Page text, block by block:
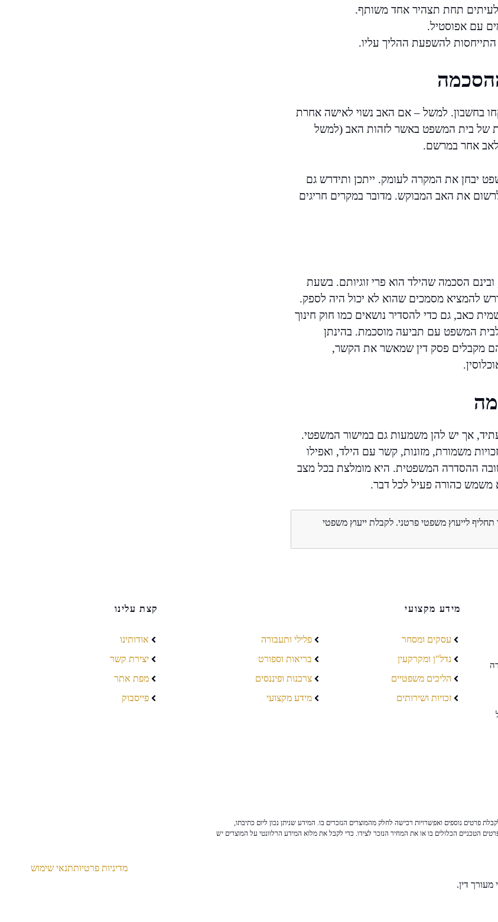
לעיתים תחת תצהיר אחד משותף.
עם אפוסטיל.
בחשבון. למשל – אם האב נשוי לאישה אחרת
של בית המשפט באשר לזהות האב (למשל
לאב אחר במרשם.
יבחן את המקרה לעומק. ייתכן ותידרש גם
את האב המבוקש. מדובר במקרים חריגים
ובינם הסכמה שהילד הוא פרי זוגיותם. בשעת
להמציא מסמכים שהוא לא יכול היה לספק.
כאב, גם כדי להסדיר נושאים כמו חוק חינוך
לבית המשפט עם תביעה מוסכמת. בהינתן
מקבלים פסק דין שמאשר את הקשר,
אך יש להן משמעות גם במישור המשפטי.
משמורת, מזונות, קשר עם הילד, ואפילו
ההסדרה המשפטית. היא מומלצת בכל מצב
משמש כהורה פעיל לכל דבר.
תחליף לייעוץ משפטי פרטני. לקבלת ייעוץ משפטי
מידע מקצועי
עסקים ומסחר
נדל"ן ומקרקעין
הליכים משפטיים
זכויות ושירותים
פלילי ותעבורה
בריאות וספורט
צרכנות ופיננסים
מידע מקצועי
קצת עלינו
אודותינו
יצירת קשר
מפת אתר
פייסבוק
פרטים נוספים ואפשרויות רכישה לחלק מהמוצרים הנזכרים בו. המידע שניתן נכון ליום כתיבתו,
הטכניים הכלולים בו או את המחיר הנזכר לצידו. כדי לקבל את מלוא המידע הרלוונטי על המוצרים יש
מעורך דין.
מדיניות פרטיותתנאי שימוש